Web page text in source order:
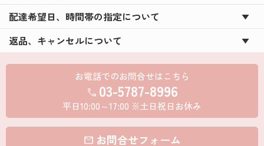
配達希望日、時間帯の指定について
返品、キャンセルについて
お電話でのお問合せはこちら
call 03-5787-8996
平日10:00～17:00 ※土日祝日お休み
mail お問合せフォーム